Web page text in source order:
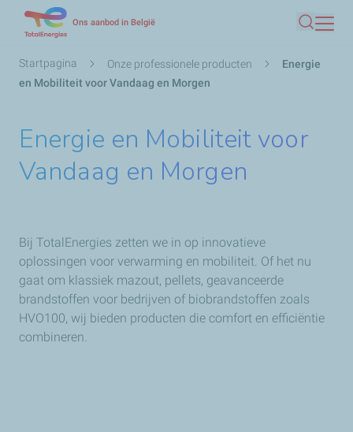
naar
de
Ons aanbod in België
Zoeken
Kruimelpad
Startpagina Onze professionele producten
Energie
en Mobiliteit voor Vandaag en Morgen
Energie en Mobiliteit voor
Vandaag en Morgen
Bij TotalEnergies zetten we in op innovatieve
oplossingen voor verwarming en mobiliteit. Of het nu
gaat om klassiek mazout, pellets, geavanceerde
brandstoffen voor bedrijven of biobrandstoffen zoals
HVO100, wij bieden producten die comfort en efficiëntie
combineren.